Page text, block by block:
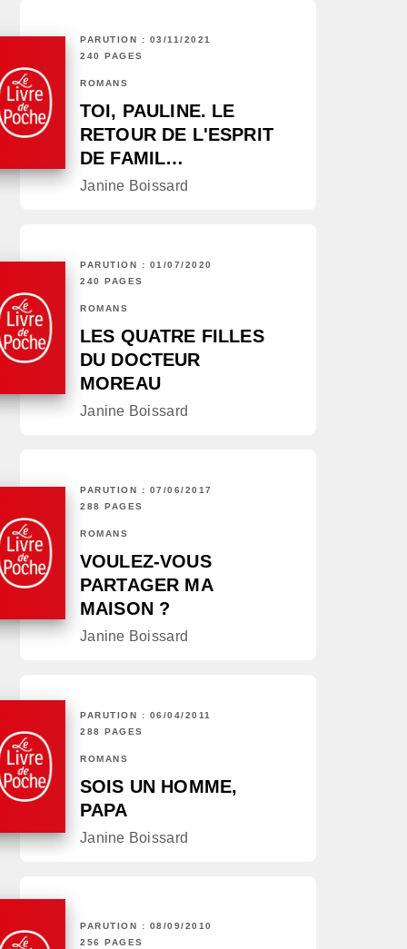
PARUTION : 03/11/2021
240 PAGES
ROMANS
TOI, PAULINE. LE
RETOUR DE L'ESPRIT
DE FAMIL…
Janine Boissard
PARUTION : 01/07/2020
240 PAGES
ROMANS
LES QUATRE FILLES
DU DOCTEUR
MOREAU
Janine Boissard
PARUTION : 07/06/2017
288 PAGES
ROMANS
VOULEZ-VOUS
PARTAGER MA
MAISON ?
Janine Boissard
PARUTION : 06/04/2011
288 PAGES
ROMANS
SOIS UN HOMME,
PAPA
Janine Boissard
PARUTION : 08/09/2010
256 PAGES